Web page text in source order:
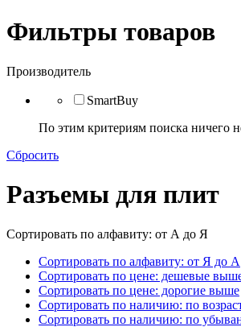
Фильтры товаров
Производитель
SmartBuy
По этим критериям поиска ничего
Сбросить
Разъемы для плит
Сортировать по алфавиту: от А до Я
Сортировать по алфавиту: от Я до А
Сортировать по цене: дешевые
Сортировать по цене: дорогие выше
Сортировать по наличию: по
Сортировать по наличию: по